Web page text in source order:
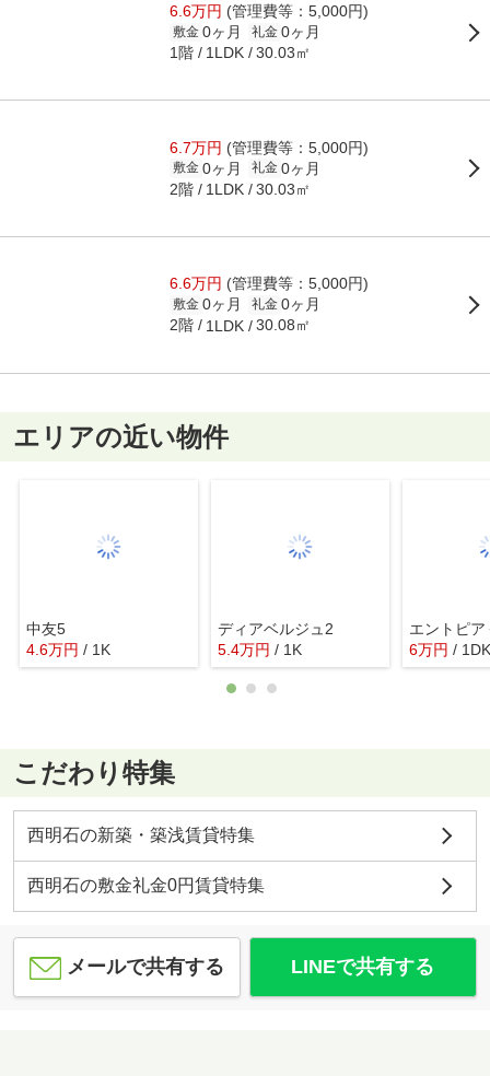
6.6万円 (管理費等：5,000円)
敷金 0ヶ月 礼金 0ヶ月
1階 1LDK 30.03㎡
6.7万円 (管理費等：5,000円)
敷金 0ヶ月 礼金 0ヶ月
2階 1LDK 30.03㎡
6.6万円 (管理費等：5,000円)
敷金 0ヶ月 礼金 0ヶ月
2階 1LDK 30.08㎡
エリアの近い物件
中友5
4.6万円 / 1K
ディアベルジュ2
5.4万円 / 1K
エントピ
6万円 / 1DK
こだわり特集
西明石の新築・築浅賃貸特集
西明石の敷金礼金0円賃貸特集
メールで共有する LINEで共有する